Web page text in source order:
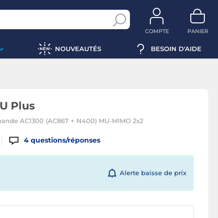
COMPTE PANIER
NOUVEAUTÉS BESOIN D'AIDE
Plus
AC1300 (AC867 + N400) MU-MIMO 2x2
4 questions/réponses
Alerte baisse de prix